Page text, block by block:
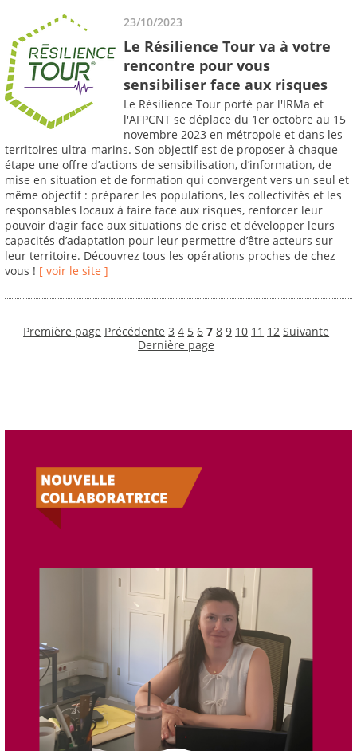
23/10/2023
Le Résilience Tour va à votre
rencontre pour vous
sensibiliser face aux risques
Le Résilience Tour porté par l'IRMa et
l'AFPCNT se déplace du 1er octobre au 15
novembre 2023 en métropole et dans les
territoires ultra-marins. Son objectif est de proposer à chaque
étape une offre d’actions de sensibilisation, d’information, de
mise en situation et de formation qui convergent vers un seul et
même objectif : préparer les populations, les collectivités et les
responsables locaux à faire face aux risques, renforcer leur
pouvoir d’agir face aux situations de crise et développer leurs
capacités d’adaptation pour leur permettre d’être acteurs sur
leur territoire. Découvrez tous les opérations proches de chez
vous ! [ voir le site ]
Première page Précédente 3 4 5 6 7 8 9 10 11 12 Suivante
Dernière page